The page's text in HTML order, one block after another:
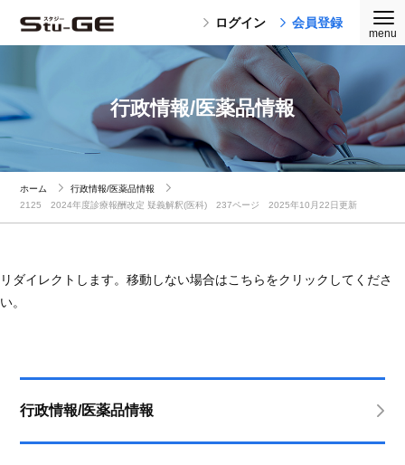
ログイン 会員登録
行政情報/医薬品情報
ホーム
行政情報/医薬品情報
2125 2024年度診療報酬改定 疑義解釈(医科) 237ページ 2025年10月22日更新
リダイレクトします。移動しない場合はこちらをクリックしてくださ
い。
行政情報/医薬品情報